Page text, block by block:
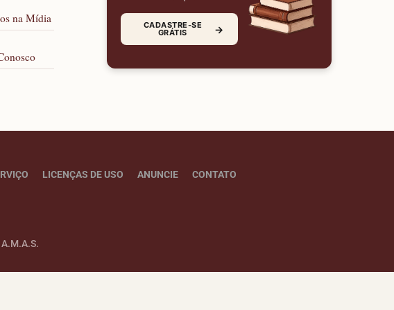
na Mídia CADASTRE-SE
GRÁTIS →
LICENÇAS DE USO ANUNCIE CONTATO